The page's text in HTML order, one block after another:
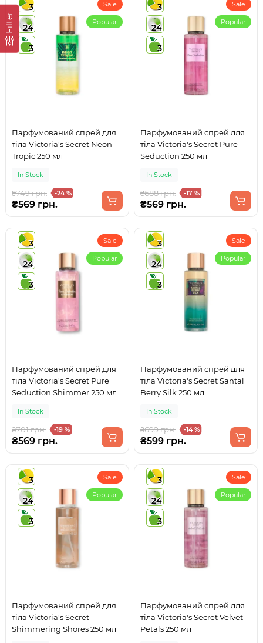
Filter
3
24
3
Sale
Popular
Парфумований спрей для
тіла Victoria's Secret Neon
Tropic 250 мл
In Stock
₴749 грн. -24 %
₴569 грн.
3
24
3
Sale
Popular
Парфумований спрей для
тіла Victoria's Secret Pure
Seduction 250 мл
In Stock
₴688 грн. -17 %
₴569 грн.
3
24
3
Sale
Popular
Парфумований спрей для
тіла Victoria's Secret Pure
Seduction Shimmer 250 мл
In Stock
₴701 грн. -19 %
₴569 грн.
3
24
3
Sale
Popular
Парфумований спрей для
тіла Victoria's Secret Santal
Berry Silk 250 мл
In Stock
₴699 грн. -14 %
₴599 грн.
3
24
3
Sale
Popular
Парфумований спрей для
тіла Victoria's Secret
Shimmering Shores 250 мл
3
24
3
Sale
Popular
Парфумований спрей для
тіла Victoria's Secret Velvet
Petals 250 мл